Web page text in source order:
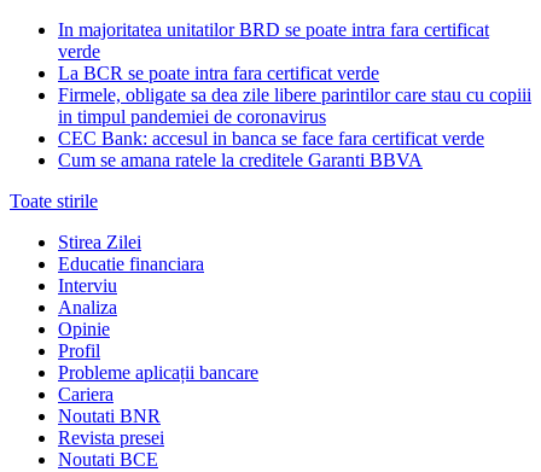
In majoritatea unitatilor BRD se poate intra fara certificat
verde
La BCR se poate intra fara certificat verde
Firmele, obligate sa dea zile libere parintilor care stau cu copiii
in timpul pandemiei de coronavirus
CEC Bank: accesul in banca se face fara certificat verde
Cum se amana ratele la creditele Garanti BBVA
Toate stirile
Stirea Zilei
Educatie financiara
Interviu
Analiza
Opinie
Profil
Probleme aplicații bancare
Cariera
Noutati BNR
Revista presei
Noutati BCE